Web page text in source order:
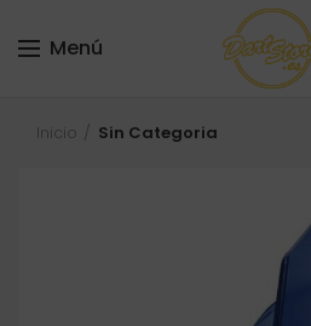
Menú
Inicio Sin Categoria